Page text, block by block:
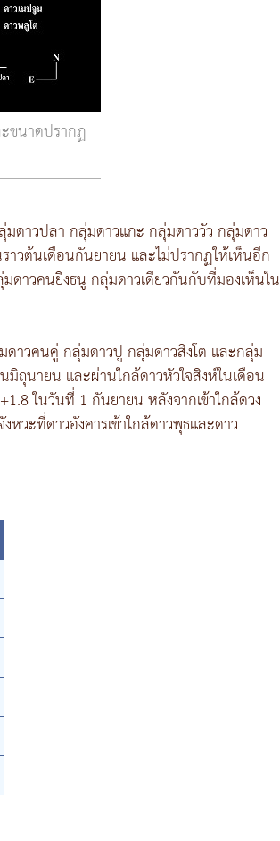
ขนาดปรากฏ
ดาวปลา กลุ่มดาวแกะ กลุ่มดาววัว กลุ่มดาว
าวต้นเดือนกันยายน และไม่ปรากฏให้เห็นอีก
ดาวคนยิงธนู กลุ่มดาวเดียวกันกับที่มองเห็นใน
ดาวคนคู่ กลุ่มดาวปู กลุ่มดาวสิงโต และกลุ่ม
ถุนายน และผ่านใกล้ดาวหัวใจสิงห์ในเดือน
ในวันที่ 1 กันยายน หลังจากเข้าใกล้ดวง
วะที่ดาวอังคารเข้าใกล้ดาวพุธและดาว